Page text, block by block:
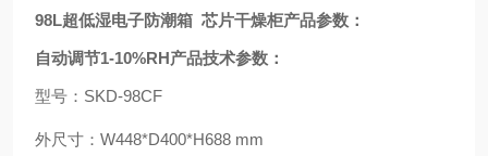
98L超低湿电子防潮箱 芯片干燥柜产品参数：
自动调节1-10%RH产品技术参数：
型号： SKD-98CF
外尺寸： W448*D400*H688 mm